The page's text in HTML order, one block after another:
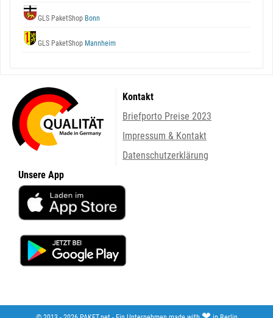
GLS PaketShop Bonn
GLS PaketShop Mannheim
Kontakt
Briefporto Preise 2023
Impressum & Kontakt
Datenschutzerklärung
Unsere App